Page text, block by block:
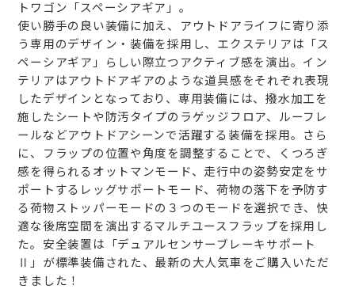
トワゴン「スペーシアギア」。
使い勝手の良い装備に加え、アウトドアライフに寄り添
う専用のデザイン・装備を採用し、エクステリアは「ス
ペーシアギア」らしい際立つアクティブ感を演出。イン
テリアはアウトドアギアのような道具感をそれぞれ表現
したデザインとなっており、専用装備には、撥水加工を
施したシートや防汚タイプのラゲッジフロア、ルーフレ
ールなどアウトドアシーンで活躍する装備を採用。さら
に、フラップの位置や角度を調整することで、くつろぎ
感を得られるオットマンモード、走行中の姿勢安定をサ
ポートするレッグサポートモード、荷物の落下を予防す
る荷物ストッパーモードの３つのモードを選択でき、快
適な後席空間を演出するマルチユースフラップを採用し
た。安全装置は「デュアルセンサーブレーキサポート
Ⅱ」が標準装備された、最新の大人気車をご購入いただ
きました！